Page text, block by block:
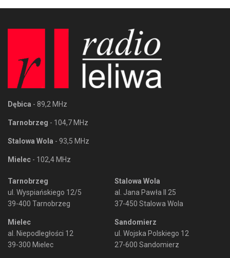
Dębica - 89,2 MHz
Tarnobrzeg - 104,7 MHz
Stalowa Wola - 93,5 MHz
Mielec - 102,4 MHz
Tarnobrzeg
ul. Wyspiańskiego 12/5
39-400 Tarnobrzeg
Mielec
al. Niepodległości 12
39-300 Mielec
Stalowa Wola
al. Jana Pawła II 25
37-450 Stalowa Wola
Sandomierz
ul. Wojska Polskiego 12
27-600 Sandomierz